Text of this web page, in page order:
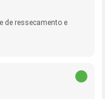
de ressecamento e